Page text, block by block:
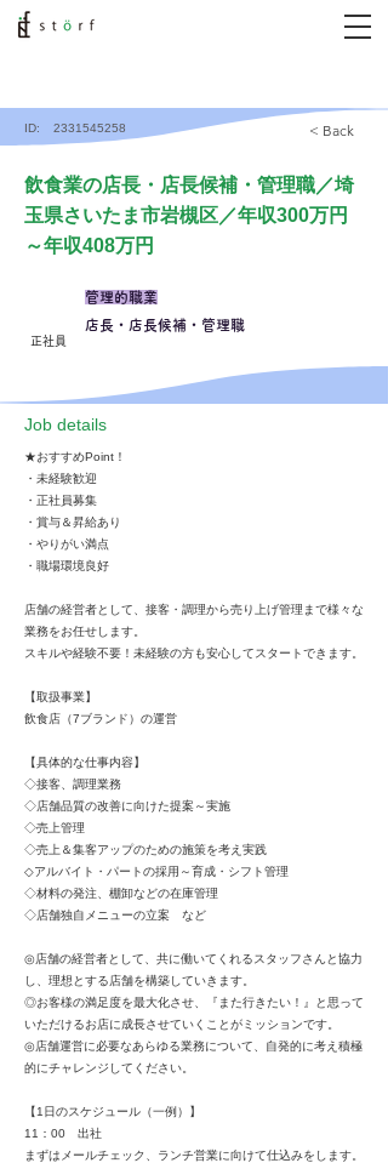
ID: 2331545258 < Back
飲食業の店長・店長候補・管理職／埼
玉県さいたま市岩槻区／年収300万円
～年収408万円
正社員
管理的職業
店長・店長候補・管理職
​Job details
★おすすめPoint！
・未経験歓迎
・正社員募集
・賞与＆昇給あり
・やりがい満点
・職場環境良好
店舗の経営者として、接客・調理から売り上げ管理まで様々な
業務をお任せします。
スキルや経験不要！未経験の方も安心してスタートできます。
【取扱事業】
飲食店（7ブランド）の運営
【具体的な仕事内容】
◇接客、調理業務
◇店舗品質の改善に向けた提案～実施
◇売上管理
◇売上＆集客アップのための施策を考え実践
◇アルバイト・パートの採用～育成・シフト管理
◇材料の発注、棚卸などの在庫管理
◇店舗独自メニューの立案 など
◎店舗の経営者として、共に働いてくれるスタッフさんと協力
し、理想とする店舗を構築していきます。
◎お客様の満足度を最大化させ、『また行きたい！』と思って
いただけるお店に成長させていくことがミッションです。
◎店舗運営に必要なあらゆる業務について、自発的に考え積極
的にチャレンジしてください。
【1日のスケジュール（一例）】
11：00 出社
まずはメールチェック、ランチ営業に向けて仕込みをします。